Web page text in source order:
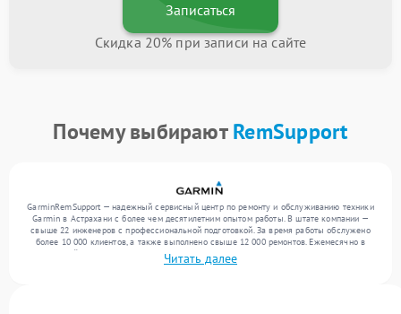
Записаться
Скидка 20% при записи на сайте
Почему выбираютRemSupport
GarminRemSupport — надежный сервисный центр по ремонту и обслуживанию техники
Garmin в Астрахани с более чем десятилетним опытом работы. В штате компании —
свыше 22 инженеров с профессиональной подготовкой. За время работы обслужено
более 10 000 клиентов, а также выполнено свыше 12 000 ремонтов. Ежемесячно в
сервисный центр поступает свыше 300 единиц техники, включая , , . Мы устраняем
поломки любой сложности и обеспечиваем надежный результат благодаря
Читать далее